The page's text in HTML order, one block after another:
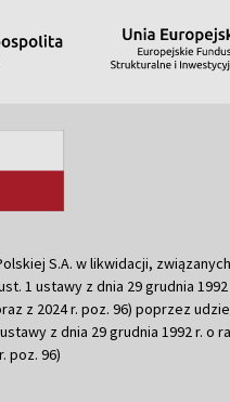
S.A. w likwidacji,
1 ustawy z dnia 29 grudnia 1992
z 2024 r. poz. 96) poprzez
z dnia 29 grudnia 1992 r. o
poz. 96)